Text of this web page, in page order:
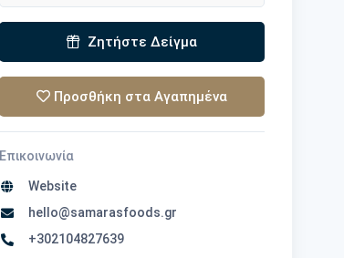
Ζητήστε Δείγμα
Προσθήκη στα Αγαπημένα
Επικοινωνία
Website
hello@samarasfoods.gr
+302104827639